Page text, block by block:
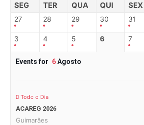
SEG TER QUA QUI SEX
27 28 29 30 31
3 4 5 6 7
Events for 6Agosto
Todo o Dia
ACAREG 2026
Guimarães